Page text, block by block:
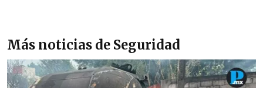
Más noticias de Seguridad